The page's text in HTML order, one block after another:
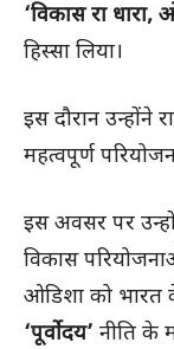
‘विकास रा धारा,
हिस्सा लिया।
इस दौरान उन्होंने
महत्वपूर्ण
इस अवसर पर
विकास
ओडिशा को भारत
‘पूर्वोदय’ नीति के